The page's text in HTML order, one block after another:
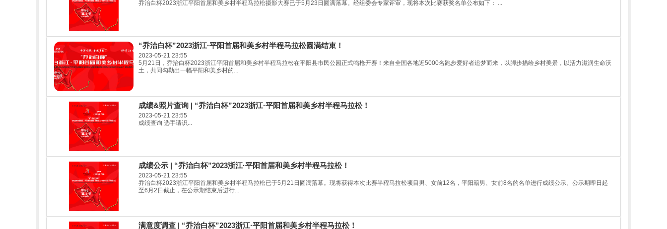
乔治白杯2023浙江平阳首届和美乡村半程马拉松摄影大赛已于5月23日圆满落幕。经组委会专家评审，现将本次比赛获奖名单公布如下： ...
“乔治白杯”2023浙江·平阳首届和美乡村半程马拉松圆满结束！
2023-05-21 23:55
5月21日，乔治白杯2023浙江平阳首届和美乡村半程马拉松在平阳县市民公园正式鸣枪开赛！来自全国各地近5000名跑步爱好者追梦而来，以脚步描绘乡村美景，以活力滋润生命沃
土，共同勾勒出一幅平阳和美乡村的...
成绩&照片查询 | “乔治白杯”2023浙江·平阳首届和美乡村半程马拉松！
2023-05-21 23:55
成绩查询 选手请识...
成绩公示 | “乔治白杯”2023浙江·平阳首届和美乡村半程马拉松！
2023-05-21 23:55
乔治白杯2023浙江平阳首届和美乡村半程马拉松已于5月21日圆满落幕。现将获得本次比赛半程马拉松项目男、女前12名，平阳籍男、女前8名的名单进行成绩公示。公示期即日起
至6月2日截止，在公示期结束后进行...
满意度调查 | “乔治白杯”2023浙江·平阳首届和美乡村半程马拉松！